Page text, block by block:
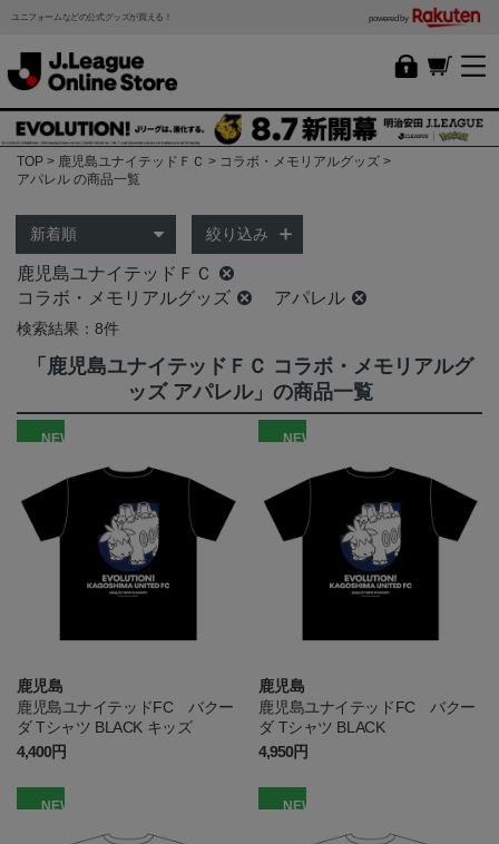
ユニフォームなどの公式グッズが買える！ powered by
TOP 鹿児島ユナイテッドＦＣ
コラボ・メモリアルグッズ
アパレル の商品一覧
絞り込み
鹿児島ユナイテッドＦＣ
コラボ・メモリアルグッズ
アパレル
検索結果：8件
「鹿児島ユナイテッドＦＣ コラボ・メモリアルグ
ッズ アパレル」の商品一覧
NEW
鹿児島
鹿児島ユナイテッドFC バクー
ダ Tシャツ BLACK キッズ
4,400円
NEW
鹿児島
鹿児島ユナイテッドFC バクー
ダ Tシャツ BLACK
4,950円
NEW NEW